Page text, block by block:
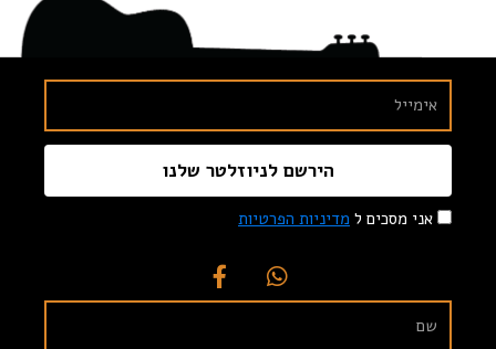
אני מסכים ל מדיניות הפרטיות
הירשם לניוזלטר שלנו